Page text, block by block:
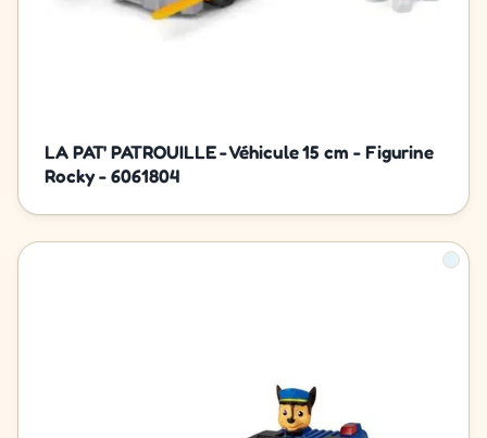
LA PAT' PATROUILLE - Véhicule 15 cm - Figurine
Rocky - 6061804